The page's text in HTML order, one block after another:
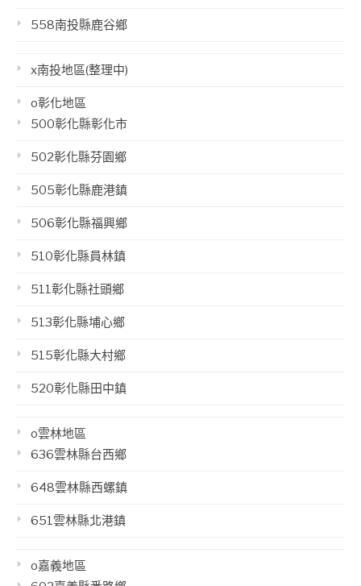
558南投縣鹿谷鄉
x南投地區(整理中)
o彰化地區
500彰化縣彰化市
502彰化縣芬園鄉
505彰化縣鹿港鎮
506彰化縣福興鄉
510彰化縣員林鎮
511彰化縣社頭鄉
513彰化縣埔心鄉
515彰化縣大村鄉
520彰化縣田中鎮
o雲林地區
636雲林縣台西鄉
648雲林縣西螺鎮
651雲林縣北港鎮
o嘉義地區